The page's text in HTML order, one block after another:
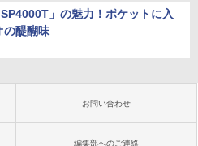
」の魅力！ポケットに入
の醍醐味
お問い合わせ
編集部へのご連絡